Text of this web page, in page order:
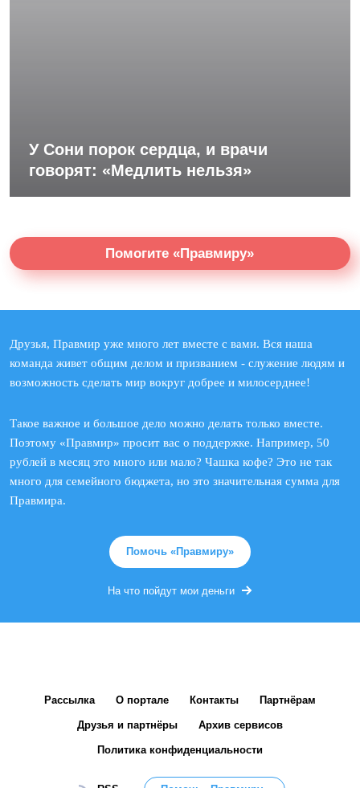
У Сони порок сердца, и врачи
говорят: «Медлить нельзя»
Помогите «Правмиру»
Друзья, Правмир уже много лет вместе с вами. Вся наша
команда живет общим делом и призванием - служение людям и
возможность сделать мир вокруг добрее и милосерднее!
Такое важное и большое дело можно делать только вместе.
Поэтому «Правмир» просит вас о поддержке. Например, 50
рублей в месяц это много или мало? Чашка кофе? Это не так
много для семейного бюджета, но это значительная сумма для
Правмира.
Помочь «Правмиру»
На что пойдут мои деньги
Рассылка О портале Контакты Партнёрам
Друзья и партнёры Архив сервисов
Политика конфиденциальности